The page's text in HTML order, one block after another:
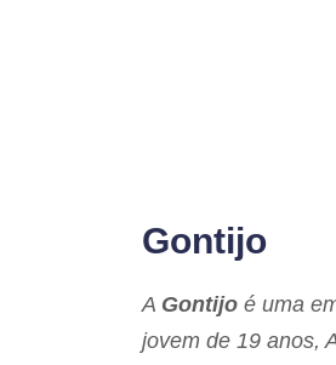
Gontijo
A Gontijo é uma
jovem de 19 anos,